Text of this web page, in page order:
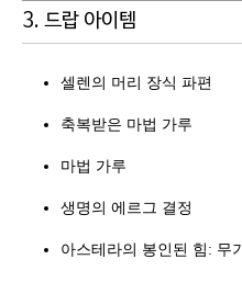
3. 드랍 아이템
셀렌의 머리 장식 파편
축복받은 마법 가루
마법 가루
생명의 에르그 결정
아스테라의 봉인된 힘: 무기